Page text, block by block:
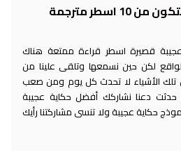
أجمل 14 قصة قصيرة تتكون من 10 اسطر مترجمة
قصيرة اسطر قراءة ممتعة هناك
لكن حين نسمعها وتلقى علينا من
تلك الأشياء لا تحدث كل يوم ومن صعب
دعنا نشاركك أفضل حكاية عجيبة
حكاية عجيبة ولا تنسى مشاركتنا رأيك